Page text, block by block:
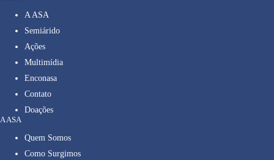
A ASA
Semiárido
Ações
Multimídia
Enconasa
Contato
Doações
A ASA
Quem Somos
Como Surgimos